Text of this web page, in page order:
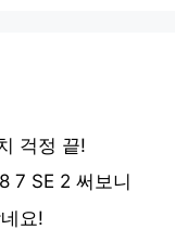
걱정 끝!
7 SE 2 써보니
요!